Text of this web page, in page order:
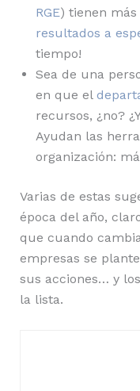
RGE) tienen
resultados a
tiempo!
Sea de una
en que el
recursos, ¿no?
Ayudan las
organización:
Varias de estas
época del año,
que cuando
empresas se
sus acciones… y
la lista.